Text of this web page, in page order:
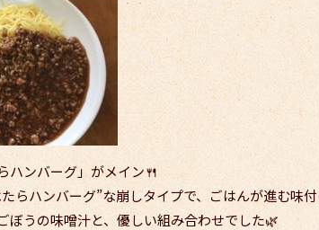
ハンバーグ」がメイン🍴
らハンバーグ”な崩しタイプで、ごはんが進む味付
ぼうの味噌汁と、優しい組み合わせでした🌿